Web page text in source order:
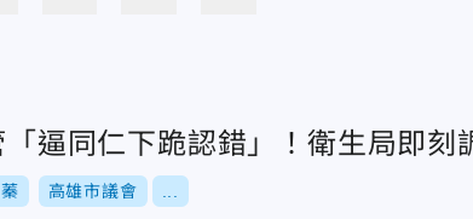
逼同仁下跪認錯」！衛生局即刻
高雄市議會